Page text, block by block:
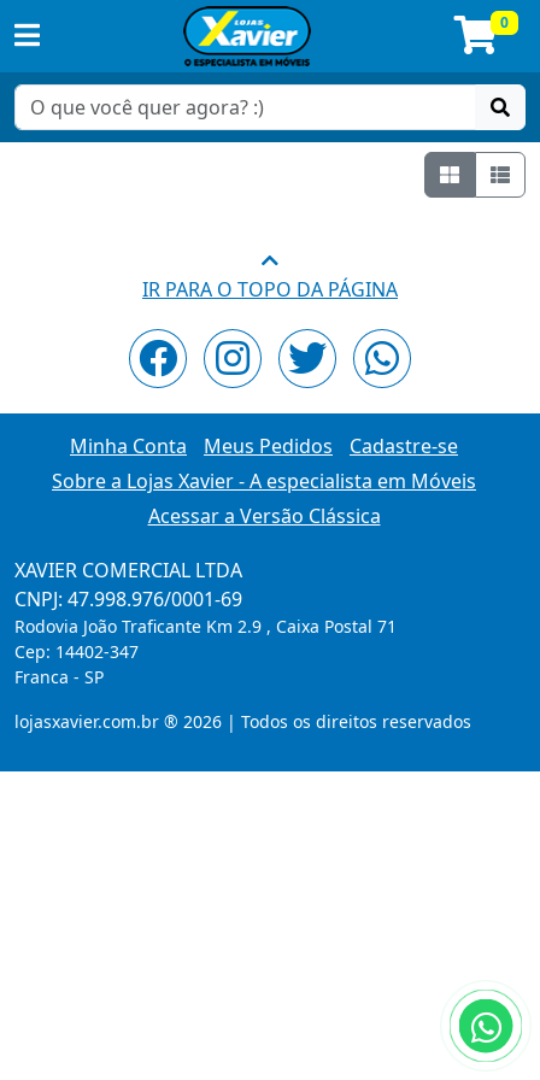
0
Grade
IR PARA O TOPO DA PÁGINA
Minha Conta Meus Pedidos
Cadastre-se
Sobre a Lojas Xavier - A especialista em Móveis
Acessar a Versão Clássica
XAVIER COMERCIAL LTDA
CNPJ: 47.998.976/0001-69
Rodovia João Traficante Km 2.9 , Caixa Postal 71
Cep: 14402-347
Franca - SP
lojasxavier.com.br ® 2026 | Todos os direitos reservados